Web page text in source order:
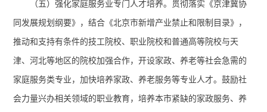
（五）强化家庭服务业专门人才培养。 贯彻落实《京津冀协
同发展规划纲要》，结合《北京市新增产业禁止和限制目录》 ，
推动和支持有条件的技工院校、职业院校和普通高等院校与天
津、河北等地区的院校加强合作，开设家政、养老等社会急需的
家庭服务类专业，加快培养家政、养老服务等专业人才。鼓励社
会力量兴办相关领域的职业教育，培养本市紧缺的家政服务、养